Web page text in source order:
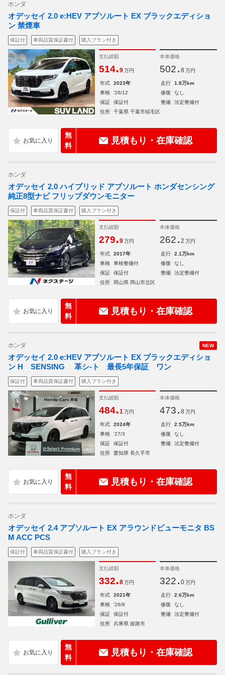
ホンダ
オデッセイ 2.0 e:HEV アブソルート EX ブラックエディショ
ン 禁煙車
保証付 車両品質保証書付 購入プラン付き
支払総額
514.9 万円
本体価格
502. 8 万円
年式 2023年 走行
1.8万km
車検
'26/12 修復
なし
保証
保証付 整備
法定整備付
住所
千葉県 千葉市稲毛区
無
料
見積もり・在庫確認
ホンダ
オデッセイ 2.0 ハイブリッド アブソルート ホンダセンシング
純正8型ナビ フリップダウンモニター
保証付 車両品質保証書付 購入プラン付き
支払総額
279.9 万円
本体価格
262. 2 万円
年式 2017年 走行
2.1万km
車検
車検整備付 修復
なし
保証
保証付 整備
法定整備付
住所
岡山県 岡山市北区
無
料
見積もり・在庫確認
NEW
ホンダ
オデッセイ 2.0 e:HEV アブソルート EX ブラックエディショ
ン H SENSING 革シ-ト 最長5年保証 ワン
保証付 車両品質保証書付 購入プラン付き
支払総額
484.1 万円
本体価格
473. 8 万円
年式 2024年 走行
2.5万km
車検
'27/3 修復
なし
保証
保証付 整備
法定整備付
住所
愛知県 長久手市
無
料
見積もり・在庫確認
ホンダ
オデッセイ 2.4 アブソルート EX アラウンドビューモニタ BS
M ACC PCS
保証付 車両品質保証書付 購入プラン付き
支払総額
332.8 万円
本体価格
322. 0 万円
年式 2021年 走行
2.6万km
車検
'26/8 修復
なし
保証
保証付 整備
法定整備付
住所
兵庫県 姫路市
無
料
見積もり・在庫確認